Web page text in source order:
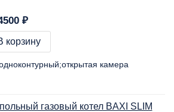
₽
корзину
открытая камера
газовый котел BAXI SLIM